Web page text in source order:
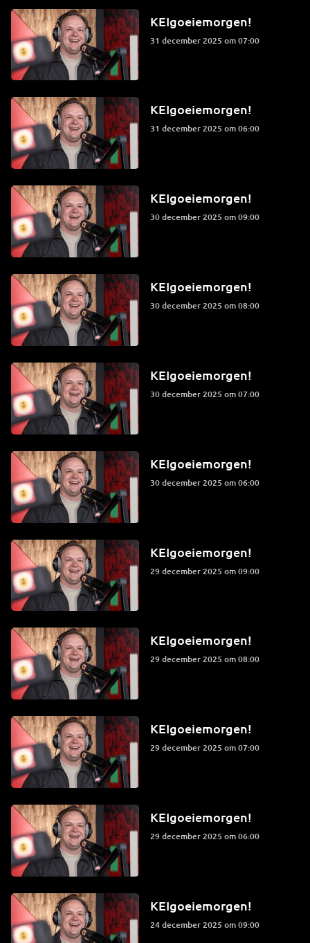
KEIgoeiemorgen!
31 december 2025 om 07:00
KEIgoeiemorgen!
31 december 2025 om 06:00
KEIgoeiemorgen!
30 december 2025 om 09:00
KEIgoeiemorgen!
30 december 2025 om 08:00
KEIgoeiemorgen!
30 december 2025 om 07:00
KEIgoeiemorgen!
30 december 2025 om 06:00
KEIgoeiemorgen!
29 december 2025 om 09:00
KEIgoeiemorgen!
29 december 2025 om 08:00
KEIgoeiemorgen!
29 december 2025 om 07:00
KEIgoeiemorgen!
29 december 2025 om 06:00
KEIgoeiemorgen!
24 december 2025 om 09:00